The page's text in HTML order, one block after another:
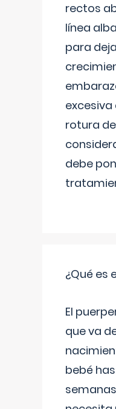
rectos
línea
para
rotura
debe
¿Qué es
El
que va
bebé